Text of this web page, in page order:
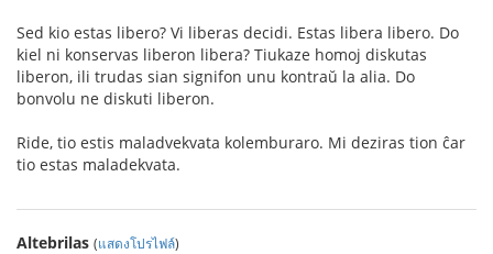
Sed kio estas libero? Vi liberas decidi. Estas libera libero. Do
kiel ni konservas liberon libera? Tiukaze homoj diskutas
liberon, ili trudas sian signifon unu kontraŭ la alia. Do
bonvolu ne diskuti liberon.
Ride, tio estis maladvekvata kolemburaro. Mi deziras tion ĉar
tio estas maladekvata.
Altebrilas (แสดงโปรไฟล์)